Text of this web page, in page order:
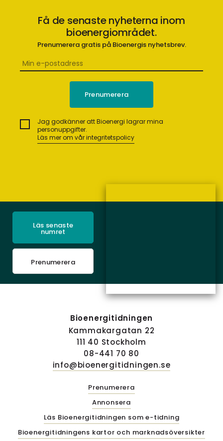
Få de senaste nyheterna inom
bioenergiområdet.
Prenumerera gratis på Bioenergis nyhetsbrev.
Jag godkänner att Bioenergi lagrar mina
personuppgifter.
Läs mer om vår integritetspolicy
Läs senaste
numret
Prenumerera
Bioenergitidningen
Kammakargatan 22
111 40 Stockholm
08-441 70 80
info@bioenergitidningen.se
Prenumerera
Annonsera
Läs Bioenergitidningen som e-tidning
Bioenergitidningens kartor och marknadsöversikter